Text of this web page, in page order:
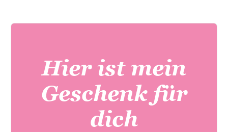
Hier ist mein
Geschenk für
dich